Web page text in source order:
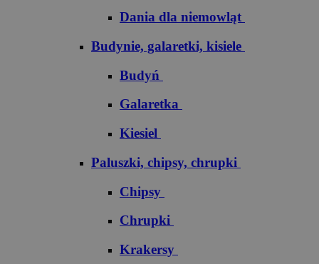
Dania dla niemowląt
Budynie, galaretki, kisiele
Budyń
Galaretka
Kiesiel
Paluszki, chipsy, chrupki
Chipsy
Chrupki
Krakersy